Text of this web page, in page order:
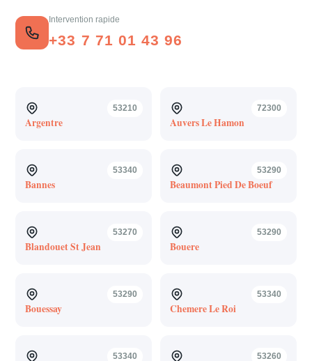
Intervention rapide
+33 7 71 01 43 96
53210
Argentre
72300
Auvers Le Hamon
53340
Bannes
53290
Beaumont Pied De Boeuf
53270
Blandouet St Jean
53290
Bouere
53290
Bouessay
53340
Chemere Le Roi
53340 53260